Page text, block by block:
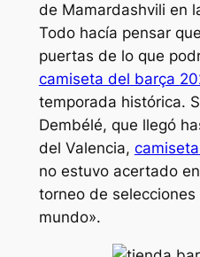
de Mamardashvili en
Todo hacía pensar
puertas de lo que
camiseta del barça
temporada histórica.
Dembélé, que llegó
del Valencia,
no estuvo acertado
torneo de
mundo».